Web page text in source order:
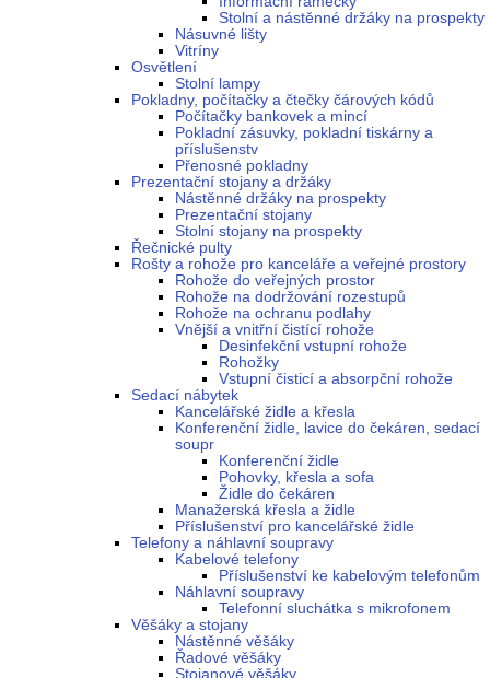
Stolní a nástěnné držáky na prospekty
Násuvné lišty
Vitríny
Osvětlení
Stolní lampy
Pokladny, počítačky a čtečky čárových kódů
Počítačky bankovek a mincí
Pokladní zásuvky, pokladní tiskárny a
příslušenstv
Přenosné pokladny
Prezentační stojany a držáky
Nástěnné držáky na prospekty
Prezentační stojany
Stolní stojany na prospekty
Řečnické pulty
Rošty a rohože pro kanceláře a veřejné prostory
Rohože do veřejných prostor
Rohože na dodržování rozestupů
Rohože na ochranu podlahy
Vnější a vnitřní čistící rohože
Desinfekční vstupní rohože
Rohožky
Vstupní čisticí a absorpční rohože
Sedací nábytek
Kancelářské židle a křesla
Konferenční židle, lavice do čekáren, sedací
soupr
Konferenční židle
Pohovky, křesla a sofa
Židle do čekáren
Manažerská křesla a židle
Příslušenství pro kancelářské židle
Telefony a náhlavní soupravy
Kabelové telefony
Příslušenství ke kabelovým telefonům
Náhlavní soupravy
Telefonní sluchátka s mikrofonem
Věšáky a stojany
Nástěnné věšáky
Řadové věšáky
Stojanové věšáky